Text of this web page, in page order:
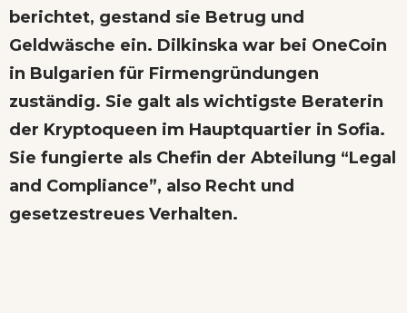
berichtet, gestand sie Betrug und
Geldwäsche ein. Dilkinska war bei OneCoin
in Bulgarien für Firmengründungen
zuständig. Sie galt als wichtigste Beraterin
der Kryptoqueen im Hauptquartier in Sofia.
Sie fungierte als Chefin der Abteilung “Legal
and Compliance”, also Recht und
gesetzestreues Verhalten.